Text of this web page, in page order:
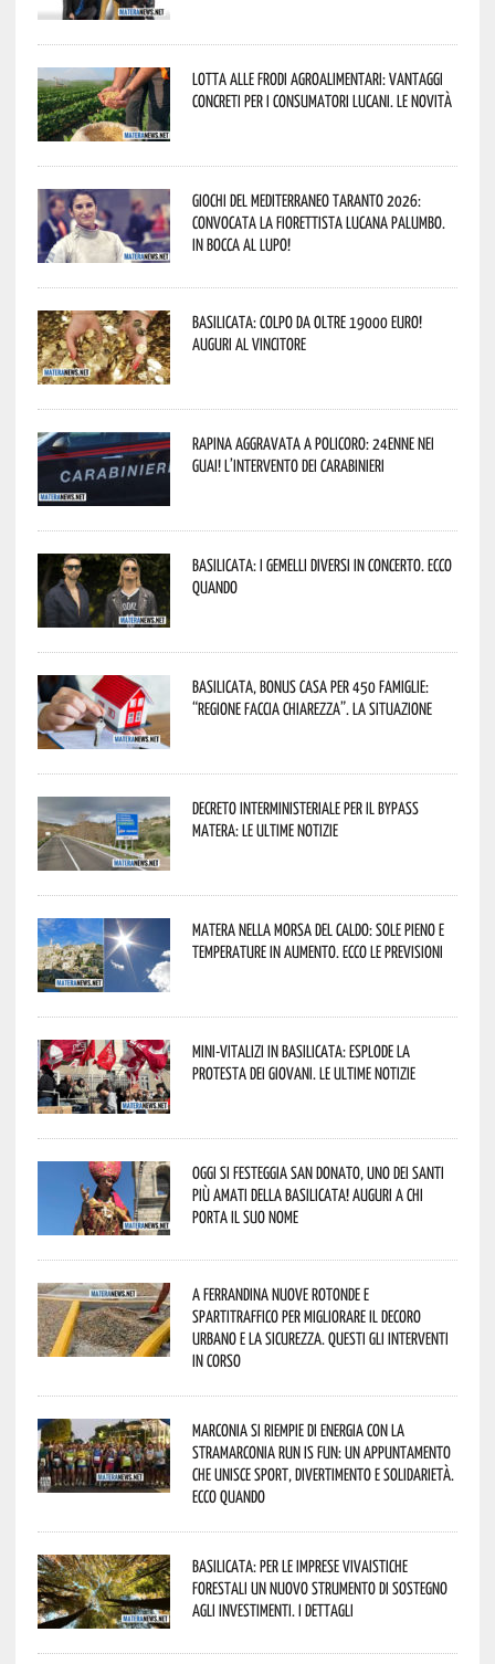
Lotta alle frodi agroalimentari: vantaggi
concreti per i consumatori lucani. Le novità
Giochi del Mediterraneo Taranto 2026:
convocata la fiorettista lucana Palumbo.
In bocca al lupo!
Basilicata: colpo da oltre 19000 Euro!
Auguri al vincitore
Rapina aggravata a Policoro: 24enne nei
guai! L’intervento dei Carabinieri
Basilicata: i Gemelli DiVersi in concerto. Ecco
quando
Basilicata, Bonus casa per 450 famiglie:
“Regione faccia chiarezza”. La situazione
Decreto interministeriale per il Bypass
Matera: le ultime notizie
Matera nella morsa del caldo: sole pieno e
temperature in aumento. Ecco le previsioni
Mini-vitalizi in Basilicata: esplode la
protesta dei giovani. Le ultime notizie
Oggi si festeggia San Donato, uno dei Santi
più amati della Basilicata! Auguri a chi
porta il suo nome
A Ferrandina nuove rotonde e
spartitraffico per migliorare il decoro
urbano e la sicurezza. Questi gli interventi
in corso
Marconia si riempie di energia con la
StraMarconia Run is Fun: un appuntamento
che unisce sport, divertimento e solidarietà.
Ecco quando
Basilicata: per le imprese vivaistiche
forestali un nuovo strumento di sostegno
agli investimenti. I dettagli